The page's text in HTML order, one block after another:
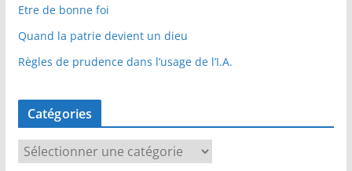
Etre de bonne foi
Quand la patrie devient un dieu
Règles de prudence dans l’usage de l’I.A.
Catégories